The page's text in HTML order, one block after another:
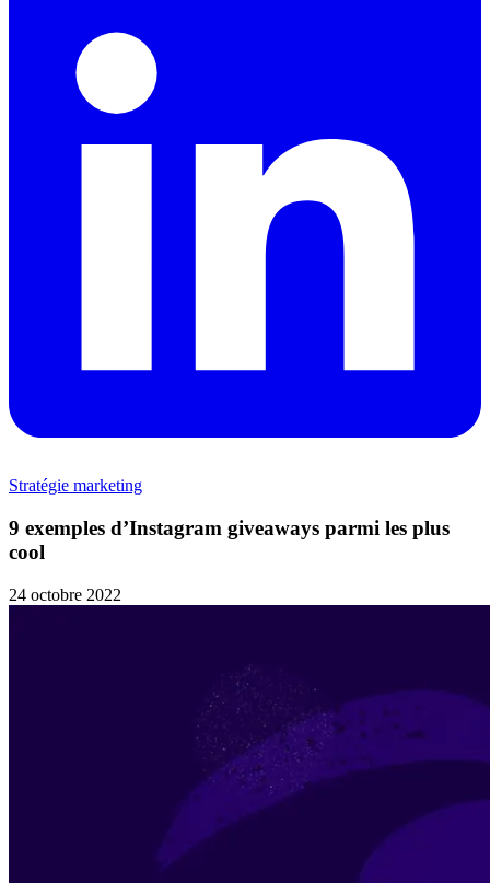
Stratégie marketing
9 exemples d’Instagram giveaways parmi les plus
cool
24 octobre 2022